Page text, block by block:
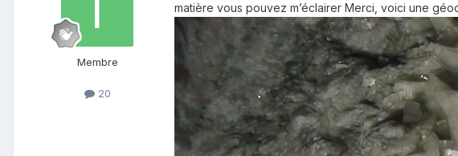
Membre
20
matière vous pouvez m’éclairer Merci, voici une